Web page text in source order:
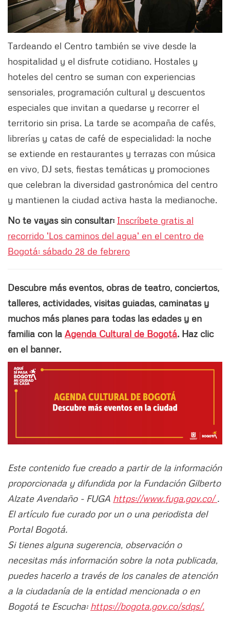
Tardeando el Centro también se vive desde la
hospitalidad y el disfrute cotidiano. Hostales y
hoteles del centro se suman con experiencias
sensoriales, programación cultural y descuentos
especiales que invitan a quedarse y recorrer el
territorio sin prisa. La tarde se acompaña de cafés,
librerías y catas de café de especialidad; la noche
se extiende en restaurantes y terrazas con música
en vivo, DJ sets, fiestas temáticas y promociones
que celebran la diversidad gastronómica del centro
y mantienen la ciudad activa hasta la medianoche.
No te vayas sin consultar: Inscríbete gratis al
recorrido 'Los caminos del agua' en el centro de
Bogotá: sábado 28 de febrero
Descubre más eventos, obras de teatro, conciertos,
talleres, actividades, visitas guiadas, caminatas y
muchos más planes para todas las edades y en
familia con la Agenda Cultural de Bogotá. Haz clic
en el banner.
Este contenido fue creado a partir de la información
proporcionada y difundida por la Fundación Gilberto
Alzate Avendaño - FUGA https://www.fuga.gov.co/.
El artículo fue curado por un o una periodista del
Portal Bogotá.
Si tienes alguna sugerencia, observación o
necesitas más información sobre la nota publicada,
puedes hacerlo a través de los canales de atención
a la ciudadanía de la entidad mencionada o en
Bogotá te Escucha: https://bogota.gov.co/sdqs/.